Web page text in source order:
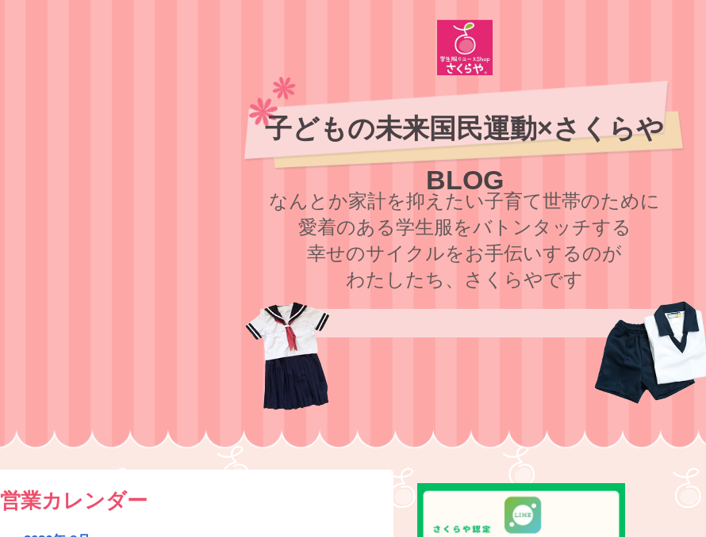
子どもの未来国民運動×さくらや
BLOG
なんとか家計を抑えたい子育て世帯のために
愛着のある学⽣服をバトンタッチする
幸せのサイクルをお⼿伝いするのが
わたしたち、さくらやです
営業カレンダー